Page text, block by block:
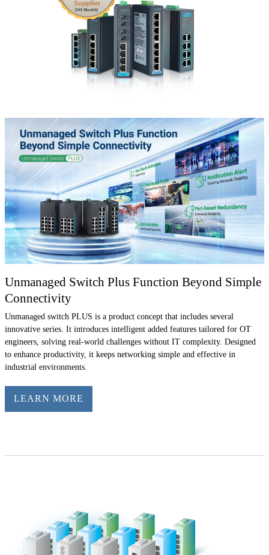
Unmanaged Switch Plus Function Beyond Simple
Connectivity
Unmanaged switch PLUS is a product concept that includes several
innovative series. It introduces intelligent added features tailored for OT
engineers, solving real-world challenges without IT complexity. Designed
to enhance productivity, it keeps networking simple and effective in
industrial environments.
LEARN MORE